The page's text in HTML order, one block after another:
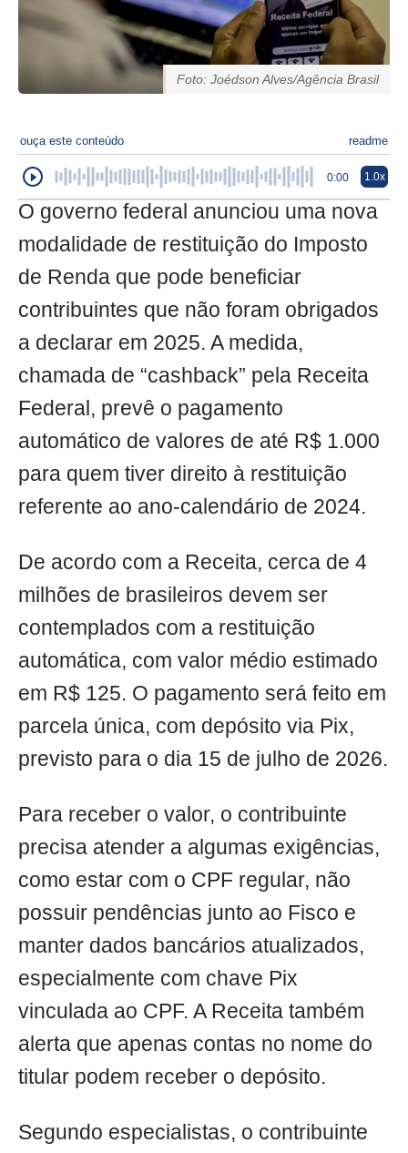
Foto: Joédson Alves/Agência Brasil
ouça este conteúdo readme
0:00 1.0x
O governo federal anunciou uma nova
modalidade de restituição do Imposto
de Renda que pode beneficiar
contribuintes que não foram obrigados
a declarar em 2025. A medida,
chamada de “cashback” pela Receita
Federal, prevê o pagamento
automático de valores de até R$ 1.000
para quem tiver direito à restituição
referente ao ano-calendário de 2024.
De acordo com a Receita, cerca de 4
milhões de brasileiros devem ser
contemplados com a restituição
automática, com valor médio estimado
em R$ 125. O pagamento será feito em
parcela única, com depósito via Pix,
previsto para o dia 15 de julho de 2026.
Para receber o valor, o contribuinte
precisa atender a algumas exigências,
como estar com o CPF regular, não
possuir pendências junto ao Fisco e
manter dados bancários atualizados,
especialmente com chave Pix
vinculada ao CPF. A Receita também
alerta que apenas contas no nome do
titular podem receber o depósito.
Segundo especialistas, o contribuinte